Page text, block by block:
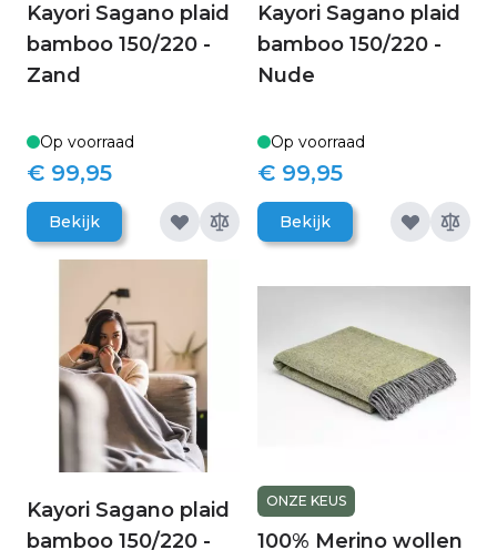
Kayori Sagano plaid
bamboo 150/220 -
Zand
Op voorraad
€ 99,95
Bekijk
Kayori Sagano plaid
bamboo 150/220 -
Nude
Op voorraad
€ 99,95
Bekijk
Kayori Sagano plaid
bamboo 150/220 -
ONZE KEUS
100% Merino wollen